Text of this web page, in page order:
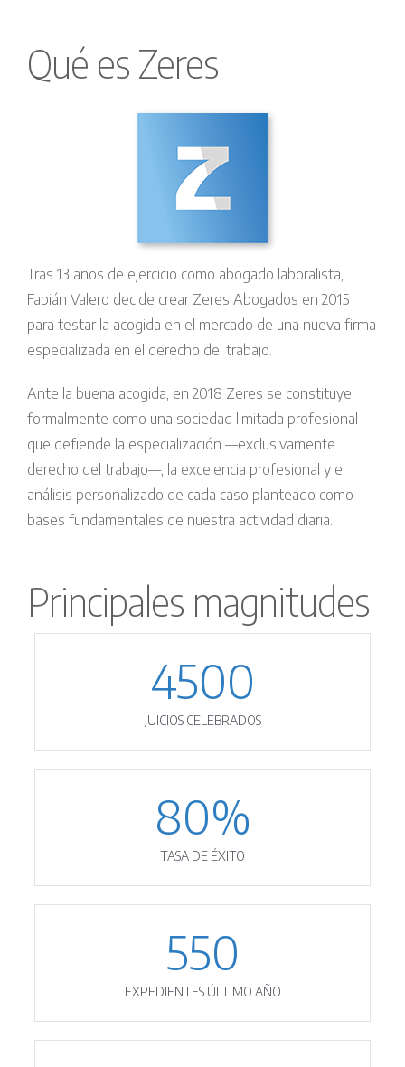
Qué es Zeres
Tras 13 años de ejercicio como abogado laboralista,
Fabián Valero decide crear Zeres Abogados en 2015
para testar la acogida en el mercado de una nueva firma
especializada en el derecho del trabajo.
Ante la buena acogida, en 2018 Zeres se constituye
formalmente como una sociedad limitada profesional
que defiende la especialización —exclusivamente
derecho del trabajo—, la excelencia profesional y el
análisis personalizado de cada caso planteado como
bases fundamentales de nuestra actividad diaria.
Principales magnitudes
4500
JUICIOS CELEBRADOS
80%
TASA DE ÉXITO
550
EXPEDIENTES ÚLTIMO AÑO